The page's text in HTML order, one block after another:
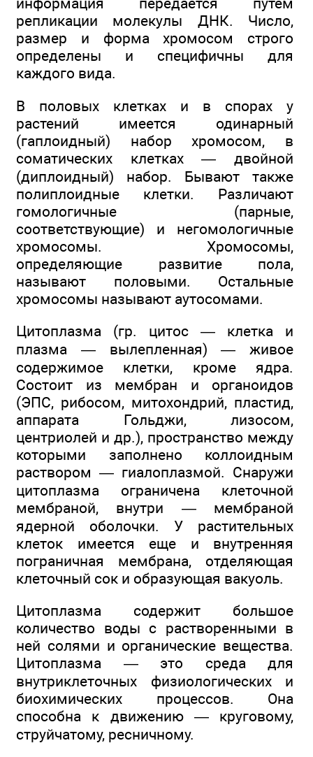
репликации молекулы ДНК. Число,
размер и форма хромосом строго
определены и специфичны для
каждого вида.
В половых клетках и в спорах у
растений имеется одинарный
(гаплоидный) набор хромосом, в
соматических клетках — двойной
(диплоидный) набор. Бывают также
полиплоидные клетки. Различают
гомологичные (парные,
соответствующие) и негомологичные
хромосомы. Хромосомы,
определяющие развитие пола,
называют половыми. Остальные
хромосомы называют аутосомами.
Цитоплазма (гр. цитос — клетка и
плазма — вылепленная) — живое
содержимое клетки, кроме ядра.
Состоит из мембран и органоидов
(ЭПС, рибосом, митохондрий, пластид,
аппарата Гольджи, лизосом,
центриолей и др.), пространство между
которыми заполнено коллоидным
раствором — гиалоплазмой. Снаружи
цитоплазма ограничена клеточной
мембраной, внутри — мембраной
ядерной оболочки. У растительных
клеток имеется еще и внутренняя
пограничная мембрана, отделяющая
клеточный сок и образующая вакуоль.
Цитоплазма содержит большое
количество воды с растворенными в
ней солями и органические вещества.
Цитоплазма — это среда для
внутриклеточных физиологических и
биохимических процессов. Она
способна к движению — круговому,
струйчатому, ресничному.